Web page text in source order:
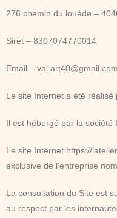
276 chemin du louède –
Siret – 8307074770014
Email – val.art40@gmail.com
Le site Internet a été réalisé
Il est hébergé par la société
Le site Internet https://
exclusive de l’entreprise
La consultation du Site est
au respect par les